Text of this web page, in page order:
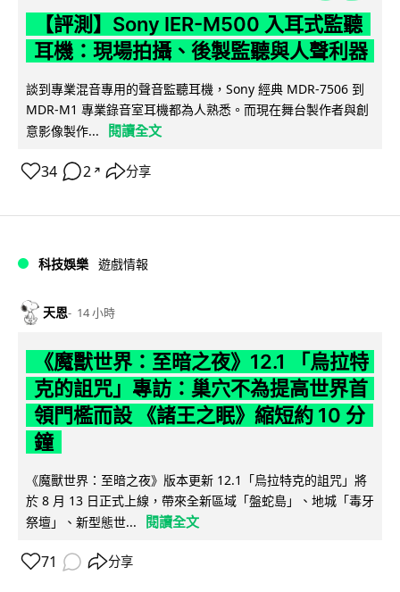
【評測】Sony IER-M500 入耳式監聽
耳機：現場拍攝、後製監聽與人聲利器
談到專業混音專用的聲音監聽耳機，Sony 經典 MDR-7506 到
MDR-M1 專業錄音室耳機都為人熟悉。而現在舞台製作者與創
意影像製作...
閱讀全文
34 2 ↗ 分享
科技娛樂 遊戲情報
天恩 14 小時
《魔獸世界：至暗之夜》12.1 「烏拉特
克的詛咒」專訪：巢穴不為提高世界首
領門檻而設 《諸王之眠》縮短約 10 分
鐘
《魔獸世界：至暗之夜》版本更新 12.1「烏拉特克的詛咒」將
於 8 月 13 日正式上線，帶來全新區域「盤蛇島」、地城「毒牙
祭壇」、新型態世...
閱讀全文
71 分享